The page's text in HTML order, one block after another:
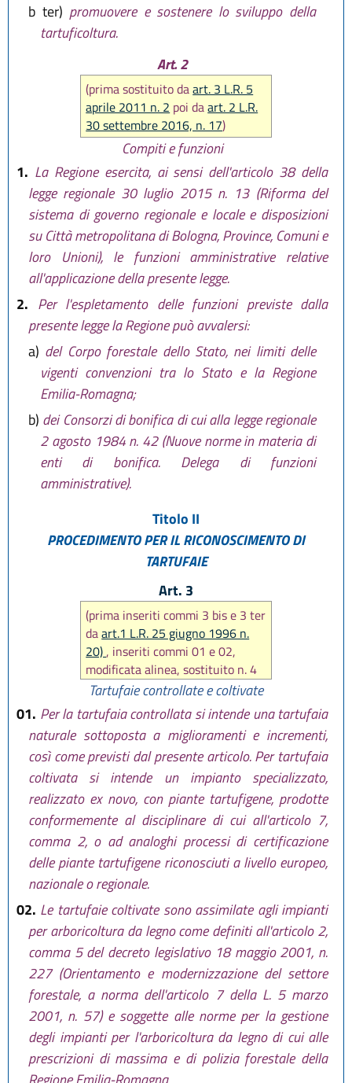
b ter) promuovere e sostenere lo sviluppo della
tartuficoltura.
Art. 2
(prima sostituito daart. 3 L.R. 5
aprile 2011 n. 2 poi daart. 2 L.R.
30 settembre 2016, n. 17)
Compiti e funzioni
1. La Regione esercita, ai sensi dell'articolo 38 della
legge regionale 30 luglio 2015 n. 13 (Riforma del
sistema di governo regionale e locale e disposizioni
su Città metropolitana di Bologna, Province, Comuni e
loro Unioni), le funzioni amministrative relative
all'applicazione della presente legge.
2. Per l'espletamento delle funzioni previste dalla
presente legge la Regione può avvalersi:
a) del Corpo forestale dello Stato, nei limiti delle
vigenti convenzioni tra lo Stato e la Regione
Emilia-Romagna;
b) dei Consorzi di bonifica di cui alla legge regionale
2 agosto 1984 n. 42 (Nuove norme in materia di
enti di bonifica. Delega di funzioni
amministrative).
Titolo II
PROCEDIMENTO PER IL RICONOSCIMENTO DI
TARTUFAIE
Art. 3
(prima inseriti commi 3 bis e 3 ter
daart.1 L.R. 25 giugno 1996 n.
20), inseriti commi 01 e 02,
modificata alinea, sostituito n. 4
lett. a), modificato n. 3 lett. b),
aggiunto comma 2 bis, modificato
comma 3 bis) del comma 2 daart.
4 L.R. 5 aprile 2011 n. 2, poi
modificati commi 01, 2, 3 bis e 3
ter, sostituito comma 1 e
abrogato comma 3 daart. 3 L.R.
30 settembre 2016, n. 17)
Tartufaie controllate e coltivate
01. Per la tartufaia controllata si intende una tartufaia
naturale sottoposta a miglioramenti e incrementi,
così come previsti dal presente articolo. Per tartufaia
coltivata si intende un impianto specializzato,
realizzato ex novo, con piante tartufigene, prodotte
conformemente al disciplinare di cui all'articolo 7,
comma 2, o ad analoghi processi di certificazione
delle piante tartufigene riconosciuti a livello europeo,
nazionale o regionale.
02. Le tartufaie coltivate sono assimilate agli impianti
per arboricoltura da legno come definiti all'articolo 2,
comma 5 del decreto legislativo 18 maggio 2001, n.
227 (Orientamento e modernizzazione del settore
forestale, a norma dell'articolo 7 della L. 5 marzo
2001, n. 57) e soggette alle norme per la gestione
degli impianti per l'arboricoltura da legno di cui alle
prescrizioni di massima e di polizia forestale della